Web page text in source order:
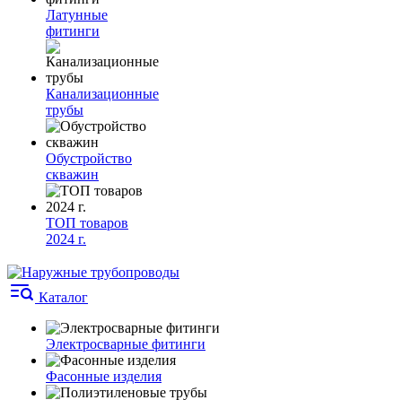
Латунные
фитинги
Канализационные
трубы
Обустройство
скважин
ТОП товаров
2024 г.
Каталог
Электросварные фитинги
Фасонные изделия